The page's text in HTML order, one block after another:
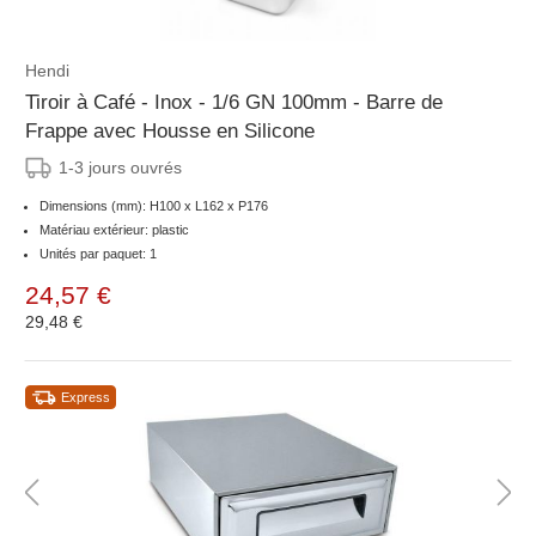
Hendi
Tiroir à Café - Inox - 1/6 GN 100mm - Barre de
Frappe avec Housse en Silicone
1-3 jours ouvrés
Dimensions (mm): H100 x L162 x P176
Matériau extérieur: plastic
Unités par paquet: 1
24,57 €
29,48 €
Express